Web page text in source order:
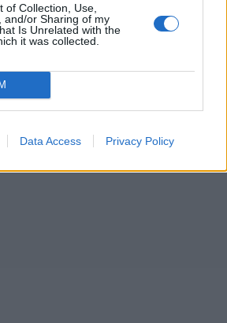
of Collection, Use,
and/or Sharing of my
Is Unrelated with the
it was collected.
Data Access Privacy Policy